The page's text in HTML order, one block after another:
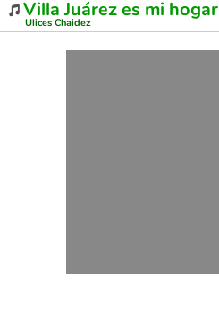
Villa Juárez es mi hogar
Ulices Chaidez